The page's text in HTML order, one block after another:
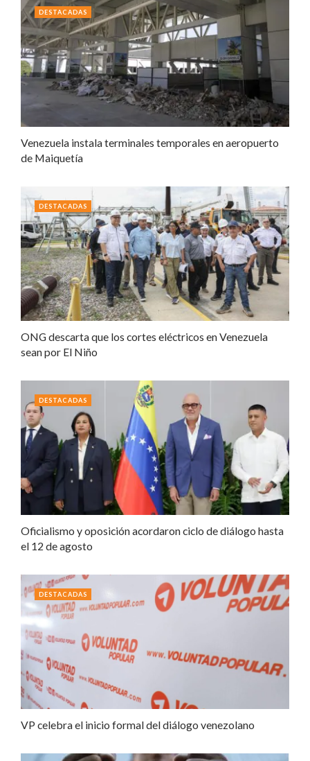
Venezuela instala terminales temporales en aeropuerto
de Maiquetía
DESTACADAS
ONG descarta que los cortes eléctricos en Venezuela
sean por El Niño
DESTACADAS
Oficialismo y oposición acordaron ciclo de diálogo hasta
el 12 de agosto
DESTACADAS
VP celebra el inicio formal del diálogo venezolano
DESTACADAS